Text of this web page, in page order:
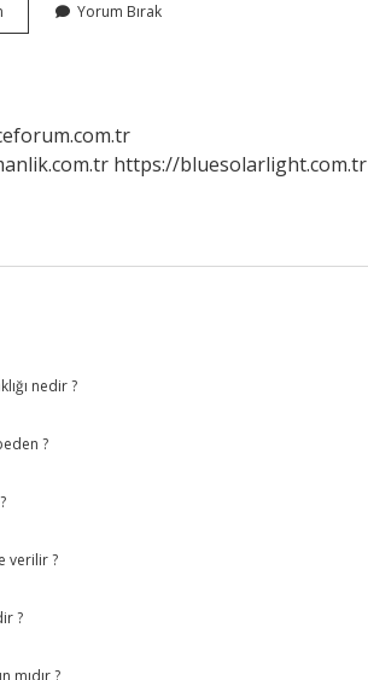
Borçlarına
Yorum Bırak
https://bluesolarlight.com.tr
nedir ?
?
verilir ?
?
mıdır ?